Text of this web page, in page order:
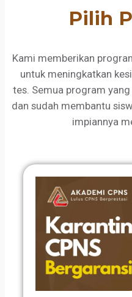
Pilih
Kami memberikan
untuk meningkatkan
tes. Semua program
dan sudah membantu
impiannya